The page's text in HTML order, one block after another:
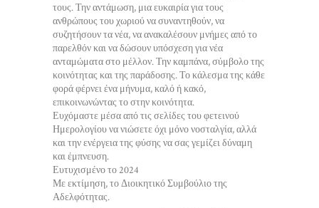
τους. Την αντάμωση, μια ευκαιρία για τους
ανθρώπους του χωριού να συναντηθούν, να
συζητήσουν τα νέα, να ανακαλέσουν μνήμες από το
παρελθόν και να δώσουν υπόσχεση για νέα
ανταμώματα στο μέλλον. Την καμπάνα, σύμβολο της
κοινότητας και της παράδοσης. Το κάλεσμα της κάθε
φορά φέρνει ένα μήνυμα, καλό ή κακό,
επικοινωνώντας το στην κοινότητα.
Ευχόμαστε μέσα από τις σελίδες του φετεινού
Ημερολογίου να νιώσετε όχι μόνο νοσταλγία, αλλά
και την ενέργεια της φύσης να σας γεμίζει δύναμη
και έμπνευση.
Ευτυχισμένο το 2024
Με εκτίμηση, το Διοικητικό Συμβούλιο της
Αδελφότητας.